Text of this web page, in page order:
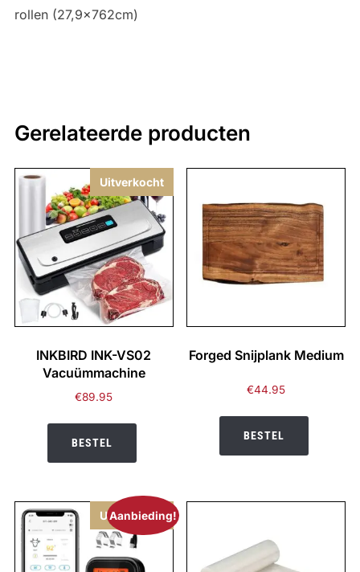
rollen (27,9x762cm)
Gerelateerde producten
Uitverkocht
INKBIRD INK-VS02
Vacuümmachine
€89.95
BESTEL
Forged Snijplank Medium
€44.95
BESTEL
Aanbieding!
Uitverkocht